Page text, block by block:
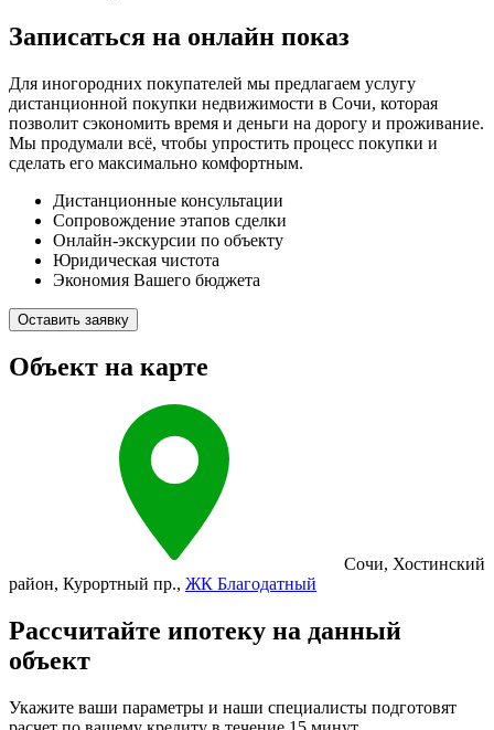
Записаться на онлайн показ
Для иногородних покупателей мы предлагаем услугу
дистанционной покупки недвижимости в Сочи, которая
позволит сэкономить время и деньги на дорогу и проживание.
Мы продумали всё, чтобы упростить процесс покупки и
сделать его максимально комфортным.
Дистанционные консультации
Сопровождение этапов сделки
Онлайн-экскурсии по объекту
Юридическая чистота
Экономия Вашего бюджета
Оставить заявку
Объект на карте
Сочи, Хостинский
район, Курортный пр., ЖК Благодатный
Рассчитайте ипотеку на данный
объект
Укажите ваши параметры и наши специалисты подготовят